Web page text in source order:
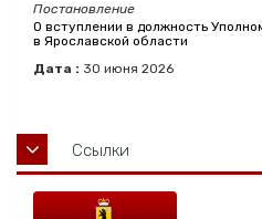
Постановление
О вступлении в должность
в Ярославской области
Дата : 30 июня 2026
Ссылки